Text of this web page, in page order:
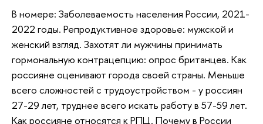
В номере: Заболеваемость населения России, 2021-
2022 годы. Репродуктивное здоровье: мужской и
женский взгляд. Захотят ли мужчины принимать
гормональную контрацепцию: опрос британцев. Как
россияне оценивают города своей страны. Меньше
всего сложностей с трудоустройством - у россиян
27-29 лет, труднее всего искать работу в 57-59 лет.
Как россияне относятся к РПЦ. Почему в России